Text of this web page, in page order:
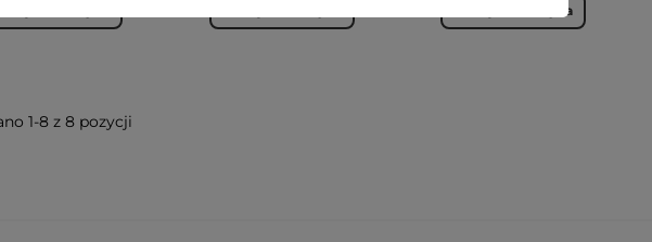
Dodaj do koszyka
1-8 z 8 pozycji